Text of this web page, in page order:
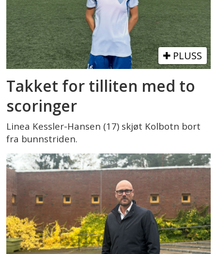
PLUSS
Takket for tilliten med to
scoringer
Linea Kessler-Hansen (17) skjøt Kolbotn bort
fra bunnstriden.